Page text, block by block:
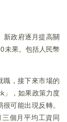
新政府逐月提高關
未果。包括人民幣
職，接下來市場的
」，如果政策力度
可能出現反轉。
個月平均工資同